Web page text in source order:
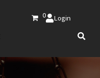
0 Login